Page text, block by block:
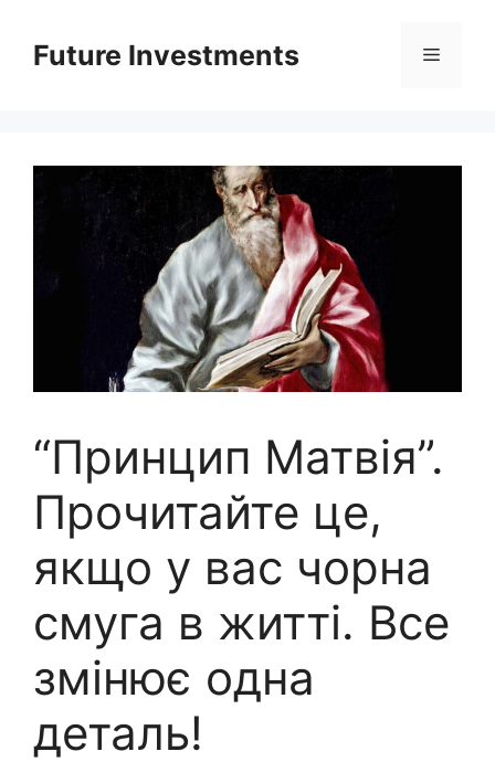
вмістуFuture Investments Меню
“Принцип Матвія”.
Прочитайте це,
якщо у вас чорна
смуга в житті. Все
змінює одна
деталь!